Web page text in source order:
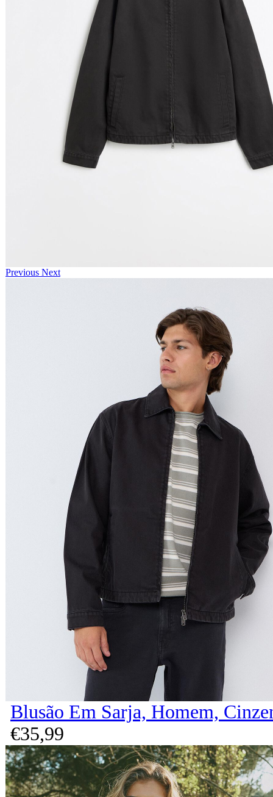
Previous Next
Blusão Em Sarja, Homem,
€35,99